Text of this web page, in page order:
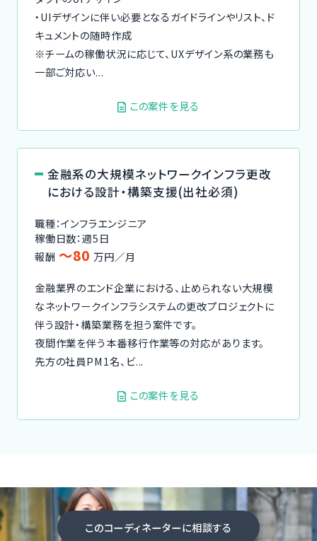
・UIデザインに伴い必要となるガイドラインやリスト、ド
キュメントの随時作成
※チームの稼働状況に応じて、UXデザイン系の業務も
一部ご対応い...
この案件を見る
金融系の大規模ネットワークインフラ更改
における設計・構築支援(出社必須)
職種：インフラエンジニア
稼働日数：週5日
報酬 〜80 万円／月
金融業界のエンド企業における、止められない大規模
なネットワークインフラシステムの更改プロジェクトに
伴う設計・構築業務を担う案件です。
夜間作業を伴う本番移行作業等の対応があります。
先方の社員PM1名、ビ...
この案件を見る
このコーディネーターに相談する